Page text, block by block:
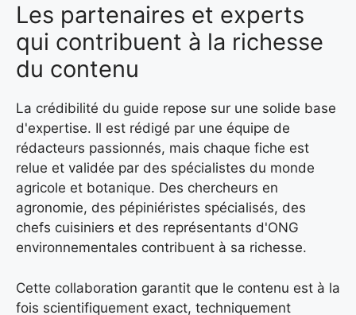
Les partenaires et experts
qui contribuent à la richesse
du contenu
La crédibilité du guide repose sur une solide base
d'expertise. Il est rédigé par une équipe de
rédacteurs passionnés, mais chaque fiche est
relue et validée par des spécialistes du monde
agricole et botanique. Des chercheurs en
agronomie, des pépiniéristes spécialisés, des
chefs cuisiniers et des représentants d'ONG
environnementales contribuent à sa richesse.
Cette collaboration garantit que le contenu est à la
fois scientifiquement exact, techniquement